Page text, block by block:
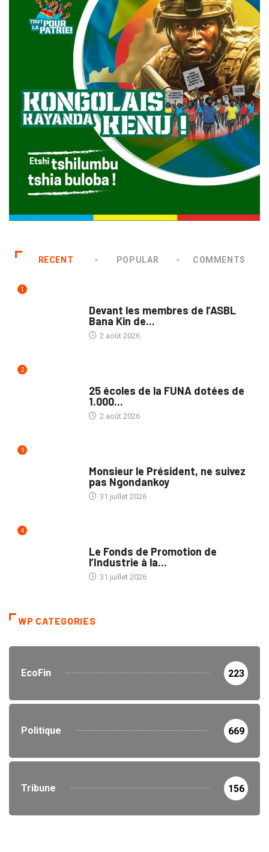
RECENT POPULAR COMMENTS
1
Devant les membres de l’ASBL
Bana Kin de...
2 août 2026
2
25 écoles de la FUNA dotées de
1.000...
2 août 2026
3
Monsieur le Président, ne suivez
pas Ngondankoy
31 juillet 2026
4
Le Fonds de Promotion de
l’Industrie à la...
31 juillet 2026
WP CATEGORIES
EcoFin 223
Politique 669
Tribune 156